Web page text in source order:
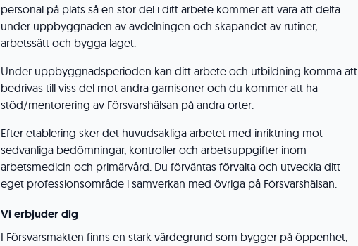
personal på plats så en stor del i ditt arbete kommer att vara att delta
under uppbyggnaden av avdelningen och skapandet av rutiner,
arbetssätt och bygga laget.
Under uppbyggnadsperioden kan ditt arbete och utbildning komma att
bedrivas till viss del mot andra garnisoner och du kommer att ha
stöd/mentorering av Försvarshälsan på andra orter.
Efter etablering sker det huvudsakliga arbetet med inriktning mot
sedvanliga bedömningar, kontroller och arbetsuppgifter inom
arbetsmedicin och primärvård. Du förväntas förvalta och utveckla ditt
eget professionsområde i samverkan med övriga på Försvarshälsan.
Vi erbjuder dig
I Försvarsmakten finns en stark värdegrund som bygger på öppenhet,